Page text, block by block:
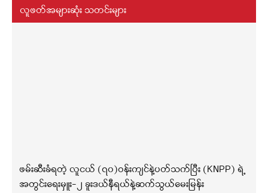
လူဖတ်အများဆုံး သတင်းများ
ဖမ်းဆီးခံရတဲ့ လူငယ် (၇၀)ဝန်းကျင်နဲ့ပတ်သက်ပြီး (KNPP) ရဲ့
အတွင်းရေးမှူး-၂ ခူးဒယ်နီရယ်နဲ့ဆက်သွယ်မေးမြန်း